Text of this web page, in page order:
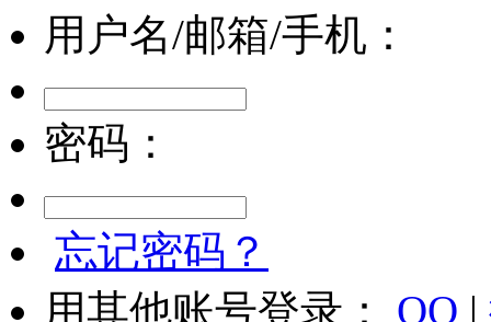
用户名/邮箱/手机：
密码：
忘记密码？
用其他账号登录： QQ |